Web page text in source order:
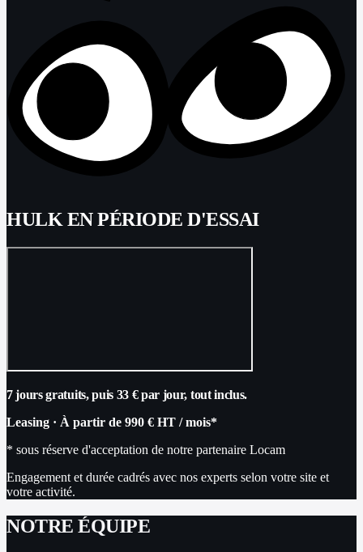
HULK EN PÉRIODE D'ESSAI
7 jours gratuits, puis 33 € par jour, tout inclus.
Leasing · À partir de 990 € HT / mois*
* sous réserve d'acceptation de notre partenaire Locam
Engagement et durée cadrés avec nos experts selon votre site et
votre activité.
NOTRE ÉQUIPE